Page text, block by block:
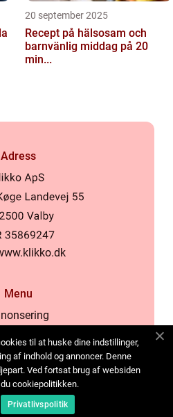
20 september 2025
Recept på hälsosam och
barnvänlig middag på 20
min...
Adress
Menu
oss
Sitemap
til at huske dine indstillinger,
af indhold og annoncer. Denne
Ved fortsat brug af websiden
cookiepolitikken.
Privatlivspolitik